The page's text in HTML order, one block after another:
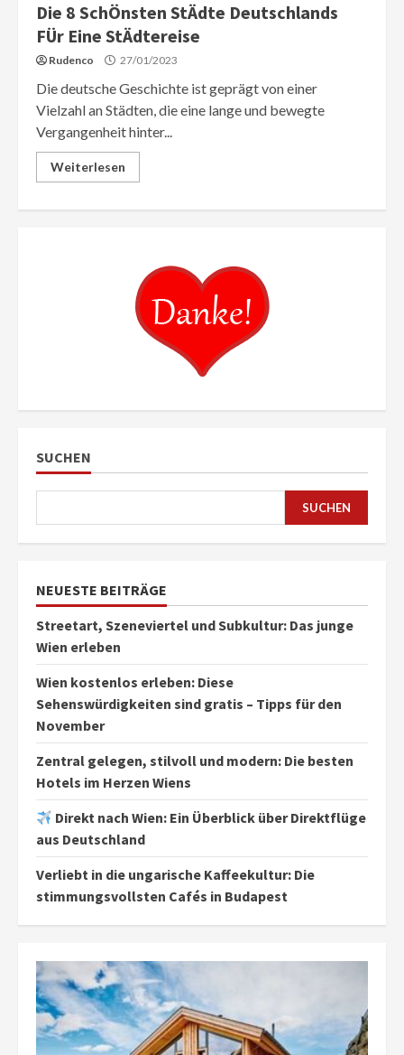
Die 8 SchÖnsten StÄdte Deutschlands
FÜr Eine StÄdtereise
Rudenco 27/01/2023
Die deutsche Geschichte ist geprägt von einer
Vielzahl an Städten, die eine lange und bewegte
Vergangenheit hinter...
Weiterlesen
SUCHEN
SUCHEN
NEUESTE BEITRÄGE
Streetart, Szeneviertel und Subkultur: Das junge
Wien erleben
Wien kostenlos erleben: Diese
Sehenswürdigkeiten sind gratis – Tipps für den
November
Zentral gelegen, stilvoll und modern: Die besten
Hotels im Herzen Wiens
Direkt nach Wien: Ein Überblick über Direktflüge
aus Deutschland
Verliebt in die ungarische Kaffeekultur: Die
stimmungsvollsten Cafés in Budapest